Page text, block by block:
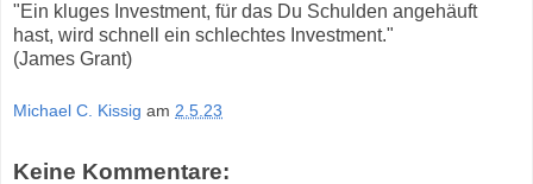
"Ein kluges Investment, für das Du Schulden angehäuft
hast, wird schnell ein schlechtes Investment."
(James Grant)
Michael C. Kissig am 2.5.23
Keine Kommentare: